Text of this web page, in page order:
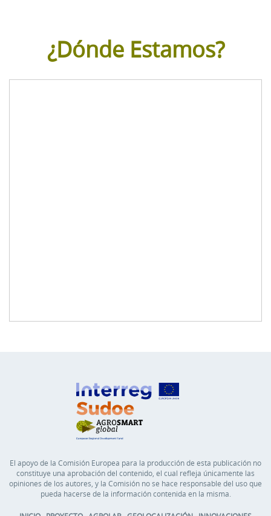
¿Dónde Estamos?
El apoyo de la Comisión Europea para la producción de esta publicación no
constituye una aprobación del contenido, el cual refleja únicamente las
opiniones de los autores, y la Comisión no se hace responsable del uso que
pueda hacerse de la información contenida en la misma.